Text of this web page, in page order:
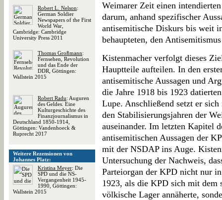
Robert L. Nelson:
German Soldier
Newspapers of the First
World War,
Cambridge: Cambridge
University Press 2011
Thomas Großmann:
Fernsehen, Revolution
und das Ende der
DDR, Göttingen:
Wallstein 2015
Robert Radu: Auguren
des Geldes. Eine
Kulturgeschichte des
Finanzjournalismus in
Deutschland 1850-1914,
Göttingen: Vandenhoeck &
Ruprecht 2017
Weitere Rezensionen von
Johannes Platz:
Kristina Meyer: Die
SPD und die NS-
Vergangenheit 1945-
1990, Göttingen:
Wallstein 2015
Weimarer Zeit einen
darum, anhand spezifischer
antisemitische Diskurs bis weit
behaupteten, den
Kistenmacher verfolgt dieses
Hauptteile aufteilen. In den
antisemitische Aussagen und
die Jahre 1918 bis 1923
Lupe. Anschließend setzt er
den Stabilisierungsjahren der
auseinander. Im letzten Kapitel
antisemitischen Aussagen der
mit der NSDAP ins Auge.
Untersuchung der Nachweis,
Parteiorgan der KPD nicht nur
1923, als die KPD sich mit dem
völkische Lager annäherte,